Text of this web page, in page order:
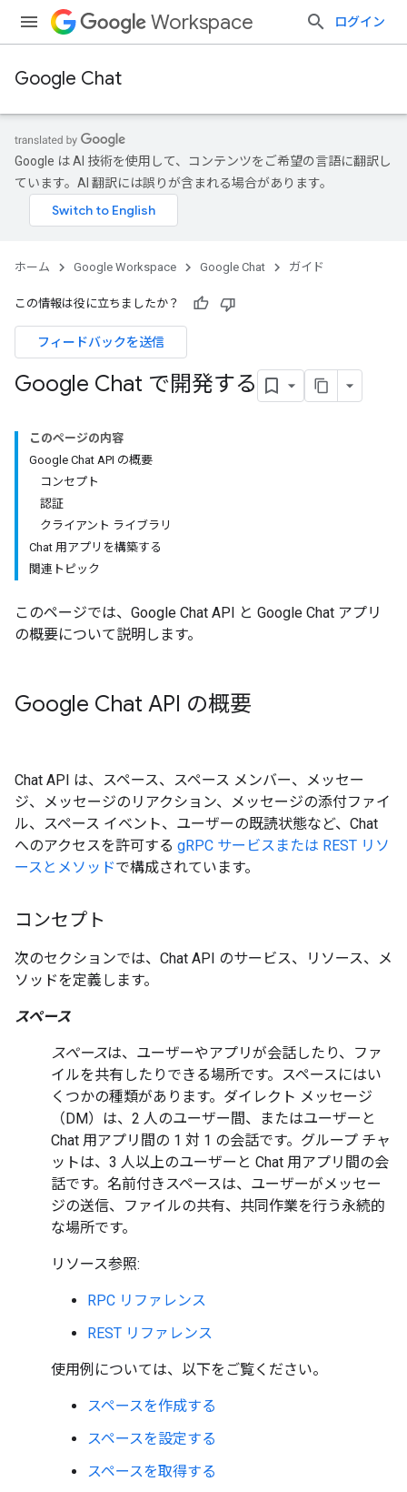
Workspace ログイン
Google Chat
Google は AI 技術を使用して、コンテンツをご希望の言語に翻訳し
ています。AI 翻訳には誤りが含まれる場合があります。
ホーム Google Workspace Google Chat ガイド
この情報は役に立ちましたか？
フィードバックを送信
Google Chat で開発する
このページの内容
Google Chat API の概要
コンセプト
認証
クライアント ライブラリ
Chat 用アプリを構築する
関連トピック
このページでは、Google Chat API と Google Chat アプリ
の概要について説明します。
Google Chat API の概要
Chat API は、スペース、スペース メンバー、メッセー
ジ、メッセージのリアクション、メッセージの添付ファイ
ル、スペース イベント、ユーザーの既読状態など、Chat
へのアクセスを許可する gRPC サービスまたは REST リソ
ースとメソッドで構成されています。
コンセプト
次のセクションでは、Chat API のサービス、リソース、メ
ソッドを定義します。
スペース
スペースは、ユーザーやアプリが会話したり、ファ
イルを共有したりできる場所です。スペースにはい
くつかの種類があります。ダイレクト メッセージ
（DM）は、2 人のユーザー間、またはユーザーと
Chat 用アプリ間の 1 対 1 の会話です。グループ チャ
ットは、3 人以上のユーザーと Chat 用アプリ間の会
話です。名前付きスペースは、ユーザーがメッセー
ジの送信、ファイルの共有、共同作業を行う永続的
な場所です。
リソース参照:
RPC リファレンス
REST リファレンス
使用例については、以下をご覧ください。
スペースを作成する
スペースを設定する
スペースを取得する